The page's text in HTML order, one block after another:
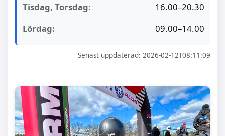
Tisdag, Torsdag:
16.00–20.30
Lördag:
09.00–14.00
Senast uppdaterad: 2026-02-12T08:11:09